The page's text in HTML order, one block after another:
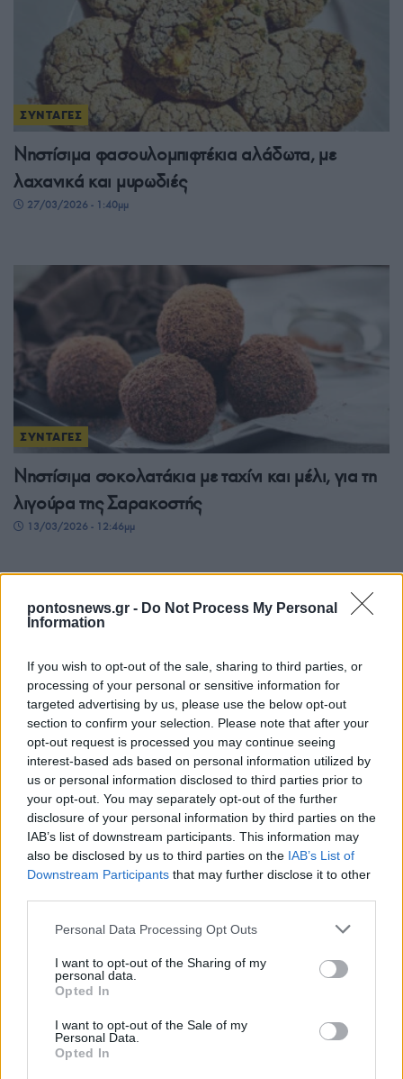
pontosnews.gr - Do Not Process My Personal
Information
If you wish to opt-out of the sale, sharing to third parties, or
processing of your personal or sensitive information for
targeted advertising by us, please use the below opt-out
section to confirm your selection. Please note that after your
opt-out request is processed you may continue seeing
interest-based ads based on personal information utilized by
us or personal information disclosed to third parties prior to
your opt-out. You may separately opt-out of the further
disclosure of your personal information by third parties on the
IAB’s list of downstream participants. This information may
also be disclosed by us to third parties on the IAB’s List of
Downstream Participants that may further disclose it to other
Please note that this website/app uses one or more Google
not limited to your visit or usage behaviour. You may click to
grant or deny consent to Google and its third-party tags to
use your data for below specified purposes in below Google
consent section.
Personal Data Processing Opt Outs
I want to opt-out of the Sharing of my
personal data.
Opted In
I want to opt-out of the Sale of my
Personal Data.
Opted In
ΣΥΝΤΑΓΕΣ
Νηστίσιμα φασουλομπιφτέκια αλάδωτα, με
λαχανικά και μυρωδιές
27/03/2026 - 1:40μμ
ΣΥΝΤΑΓΕΣ
Νηστίσιμα σοκολατάκια με ταχίνι και μέλι, για τη
λιγούρα της Σαρακοστής
13/03/2026 - 12:46μμ
ΣΥΝΤΑΓΕΣ
Πιροσκί με πατάτα από τον Εύοσμο – Μια
συνταγή με ονοματεπώνυμο, αλλά και τη
σφραγίδα της UNESCO
20/02/2026 - 2:25μμ